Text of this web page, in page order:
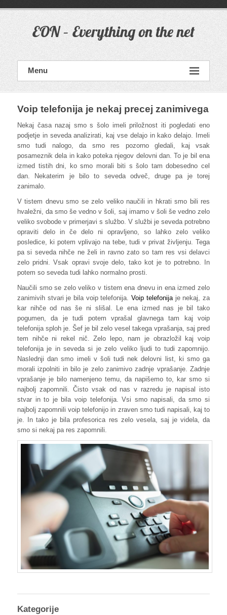
EON – Everything on the net
Menu
Voip telefonija je nekaj precej zanimivega
Nekaj časa nazaj smo s šolo imeli priložnost iti pogledati eno
podjetje in seveda analizirati, kaj vse delajo in kako delajo. Imeli
smo tudi nalogo, da smo res pozorno gledali, kaj vsak
posameznik dela in kako poteka njegov delovni dan. To je bil ena
izmed tistih dni, ko smo morali biti s šolo tam dobesedno cel
dan. Nekaterim je bilo to seveda odveč, druge pa je torej
zanimalo.
V tistem dnevu smo se zelo veliko naučili in hkrati smo bili res
hvaležni, da smo še vedno v šoli, saj imamo v šoli še vedno zelo
veliko svobode v primerjavi s službo. V službi je seveda potrebno
opraviti delo in če delo ni opravljeno, so lahko zelo veliko
posledice, ki potem vplivajo na tebe, tudi v privat življenju. Tega
pa si seveda nihče ne želi in ravno zato so tam res vsi delavci
zelo pridni. Vsak opravi svoje delo, tako kot je to potrebno. In
potem so seveda tudi lahko normalno prosti.
Naučili smo se zelo veliko v tistem ena dnevu in ena izmed zelo
zanimivih stvari je bila voip telefonija.Voip telefonijaje nekaj, za
kar nihče od nas še ni slišal. Le ena izmed nas je bil tako
pogumen, da je tudi potem vprašal glavnega tam kaj voip
telefonija sploh je. Šef je bil zelo vesel takega vprašanja, saj pred
tem nihče ni rekel nič. Zelo lepo, nam je obrazložil kaj voip
telefonija je in seveda si je zelo veliko ljudi to tudi zapomnijo.
Naslednji dan smo imeli v šoli tudi nek delovni list, ki smo ga
morali izpolniti in bilo je zelo zanimivo zadnje vprašanje. Zadnje
vprašanje je bilo namenjeno temu, da napišemo to, kar smo si
najbolj zapomnili. Čisto vsak od nas v razredu je napisal isto
stvar in to je bila voip telefonija. Vsi smo napisali, da smo si
najbolj zapomnili voip telefonijo in zraven smo tudi napisali, kaj to
je. In tako je bila profesorica res zelo vesela, saj je videla, da
smo si nekaj pa res zapomnili.
Kategorije